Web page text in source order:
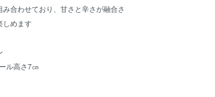
合わせており、甘さと辛さが融合さ
しめます
ル高さ7㎝